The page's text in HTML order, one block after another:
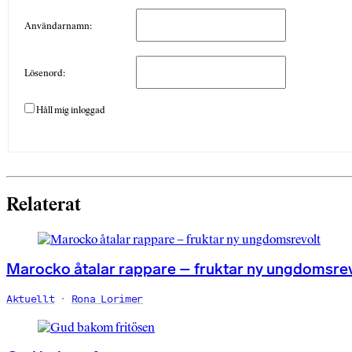
Användarnamn:
Lösenord:
Håll mig inloggad
Relaterat
Marocko åtalar rappare – fruktar ny
Aktuellt Rona Lorimer